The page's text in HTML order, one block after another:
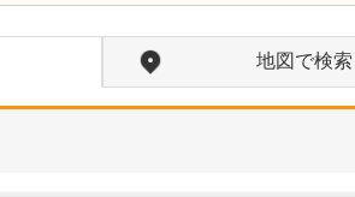
地図で検索
京都府京都市東山区
いとう内科クリニック
伊藤 大輔院長